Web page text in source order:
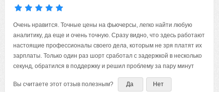
Очень нравится. Точные цены на фьючерсы, легко найти любую
аналитику, да еще и очень точную. Сразу видно, что здесь работают
настоящие профессионалы своего дела, которым не зря платят их
зарплаты. Только один раз шорт сработал с задержкой в несколько
секунд, обратился в поддержку и решил проблему за пару минут
Вы считаете этот отзыв полезным? Да Нет